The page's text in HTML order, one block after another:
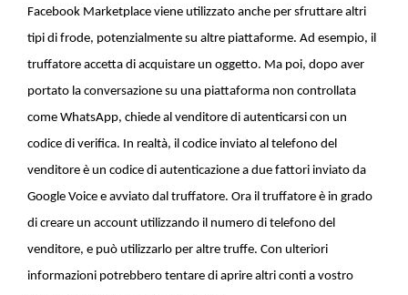
Facebook Marketplace viene utilizzato anche per sfruttare altri
tipi di frode, potenzialmente su altre piattaforme. Ad esempio, il
truffatore accetta di acquistare un oggetto. Ma poi, dopo aver
portato la conversazione su una piattaforma non controllata
come WhatsApp, chiede al venditore di autenticarsi con un
codice di verifica. In realtà, il codice inviato al telefono del
venditore è un codice di autenticazione a due fattori inviato da
Google Voice e avviato dal truffatore. Ora il truffatore è in grado
di creare un account utilizzando il numero di telefono del
venditore, e può utilizzarlo per altre truffe. Con ulteriori
informazioni potrebbero tentare di aprire altri conti a vostro